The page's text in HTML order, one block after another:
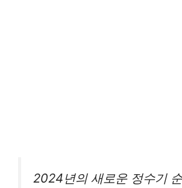
2024년의 새로운 정수기